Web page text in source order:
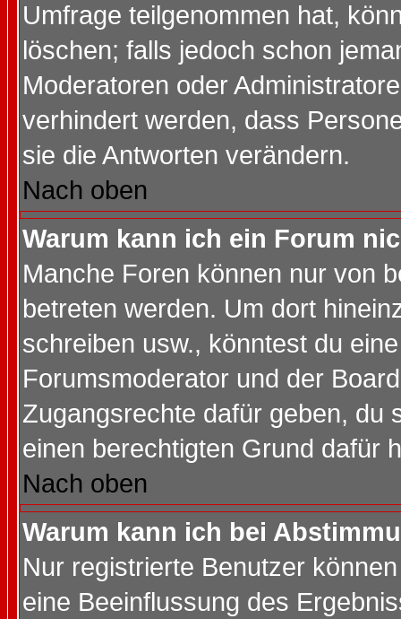
Umfrage teilgenommen hat,
löschen; falls jedoch schon
Moderatoren oder
verhindert werden, dass
sie die Antworten verändern.
Nach oben
Warum kann ich ein Forum
Manche Foren können nur von
betreten werden. Um dort
schreiben usw., könntest du
Forumsmoderator und der
Zugangsrechte dafür geben, du
einen berechtigten Grund dafür
Nach oben
Warum kann ich bei
Nur registrierte Benutzer
eine Beeinflussung des